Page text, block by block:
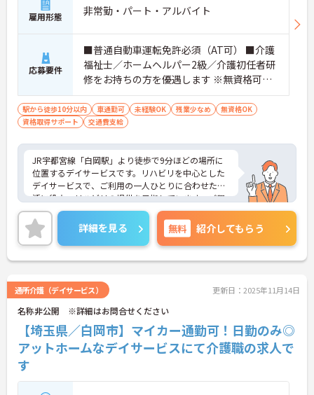
雇用形態 非常勤・パート・アルバイト
応募要件
■普通自動車運転免許必須（AT可） ■介護
福祉士／ホームヘルパー2級／介護初任者研
修をお持ちの方を優遇します ※無資格可能
（資格取得支援制度あります） ※資格・経
験なくても応募可能です。 現在、働いてい
るスタッフも入社後に資格取得支援制度を
駅から徒歩10分以内 車通勤可 未経験OK 残業少なめ
無資格OK
資格取得サポート
交通費支給
JR宇都宮線「白岡駅」より徒歩で9分ほどの場所に
位置するデイサービスです。リハビリを中心とした
デイサービスで、ご利用の一人ひとりに合わせた生
活に役立つリハビリの提供を目指しています。ご興
味のある方はお気軽にご相談ください。
詳細を見る 無料 紹介してもらう
通所介護（デイサービス） 更新日：2025年11月14日
名称非公開 ※詳細はお問合せください
【埼玉県／白岡市】マイカー通勤可！日勤のみ◎
アットホームなデイサービスにて介護職の求人で
す